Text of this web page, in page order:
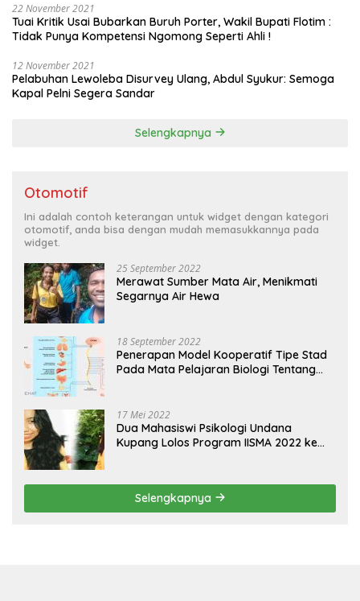
22 November 2021
Tuai Kritik Usai Bubarkan Buruh Porter, Wakil Bupati Flotim :
Tidak Punya Kompetensi Ngomong Seperti Ahli !
12 November 2021
Pelabuhan Lewoleba Disurvey Ulang, Abdul Syukur: Semoga
Kapal Pelni Segera Sandar
Selengkapnya
Otomotif
Ini adalah contoh keterangan untuk widget dengan kategori
otomotif, anda bisa dengan mudah memasukkannya pada
widget.
25 September 2022
Merawat Sumber Mata Air, Menikmati
Segarnya Air Hewa
18 September 2022
Penerapan Model Kooperatif Tipe Stad
Pada Mata Pelajaran Biologi Tentang
17 Mei 2022
Dua Mahasiswi Psikologi Undana
Kupang Lolos Program IISMA 2022 ke
Selengkapnya